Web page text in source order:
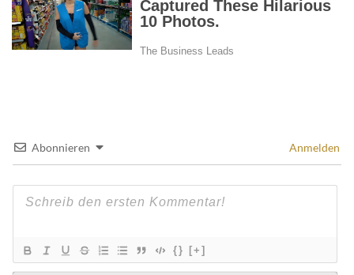
Abonnieren Anmelden
{} [+]